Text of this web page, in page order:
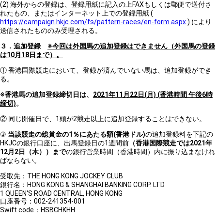
(2) 海外からの登録は、登録用紙に記入の上FAXもしくは郵便で送付さ
れたもの、またはインターネット上での登録用紙 (
https://campaign.hkjc.com/fs/pattern-races/en-form.aspx) により
送信されたもののみ受理される。
３．追加登録 ※今回は外国馬の追加登録はできません（外国馬の登録
は10月18日まで）。
① 香港国際競走において、登録が済んでいない馬は、追加登録ができ
る。
※香港馬の追加登録締切日は、 2021年11月22日(月) (香港時間 午後6時
締切)。
② 同じ開催日で、1頭が2競走以上に追加登録することはできない。
③ 当該競走の総賞金の1％にあたる額(香港ドル)の追加登録料を下記の
HKJCの銀行口座に、出馬登録日の1週間前 （香港国際競走では2021年
12月2日（木）
）までの銀行営業時間（香港時間）内に振り込まなけれ
ばならない。
受取先：THE HONG KONG JOCKEY CLUB
銀行名：HONG KONG & SHANGHAI BANKING CORP. LTD
1 QUEEN'S ROAD CENTRAL, HONG KONG
口座番号：002-241354-001
Swift code：HSBCHKHH